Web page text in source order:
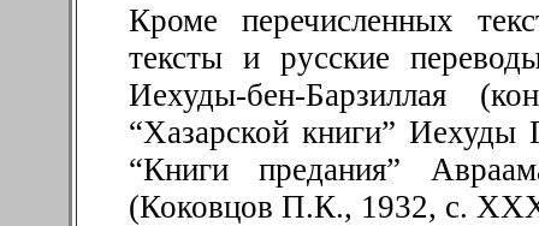
Кроме перечисленных
тексты и русские
Иехуды-бен-Барзиллая
“Хазарской книги”
“Книги предания”
(Коковцов П.К., 1932, с.